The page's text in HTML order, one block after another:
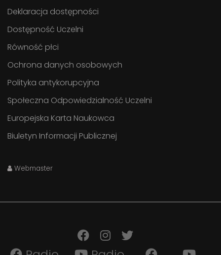
Deklaracja dostępności
Dostępność Uczelni
Równość płci
Ochrona danych osobowych
Polityka antykorupcyjna
Społeczna Odpowiedzialność Uczelni
Europejska Karta Naukowca
Biuletyn Informacji Publicznej
Webmaster